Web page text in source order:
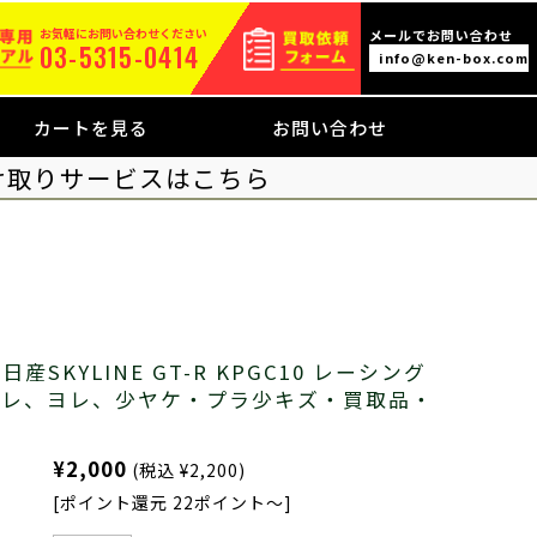
お気軽にお問い合わせください
03-5315-0414
メールでお問い合わせ
info@ken-box.com
カートを見る お問い合わせ
りサービスはこちら
SKYLINE GT-R KPGC10 レーシング
、ヨレ、少ヤケ・プラ少キズ・買取品・
¥2,000 (税込 ¥2,200)
[ポイント還元 22ポイント～]